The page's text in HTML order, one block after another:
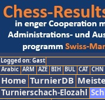
Logged on: Gast
Arabic ARM AZE BIH BUL CAT CHN
Home TurnierDB
Turnierschach-Elozahl